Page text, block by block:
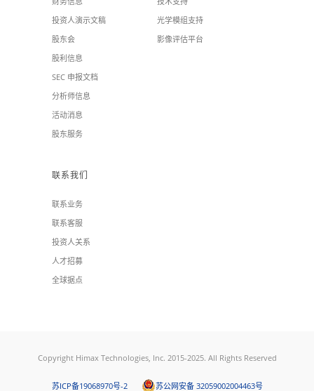
投资人演示文稿
股东会
股利信息
SEC 申报文档
分析师信息
活动消息
股东服务
光学模组支持
影像评估平台
联系我们
联系业务
联系客服
投资人关系
人才招募
全球据点
Copyright Himax Technologies, Inc. 2015-2025. All Rights Reserved
苏ICP备19068970号-2 苏公网安备 32059002004463号